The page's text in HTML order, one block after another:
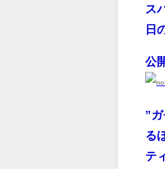
ス
日
公
”
る
テ